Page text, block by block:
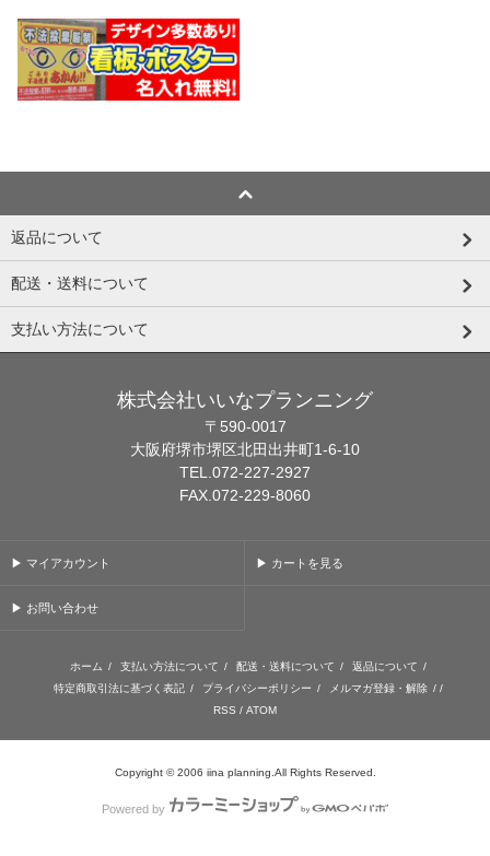
返品について
配送・送料について
支払い方法について
株式会社いいなプランニング
〒590-0017
大阪府堺市堺区北田出井町1-6-10
TEL.072-227-2927
FAX.072-229-8060
▶ マイアカウント ▶ カートを見る
▶ お問い合わせ
ホーム / 支払い方法について / 配送・送料について / 返品について /
特定商取引法に基づく表記 / プライバシーポリシー / メルマガ登録・解除 / /
RSS / ATOM
Copyright © 2006 iina planning.All Rights Reserved.
Powered by